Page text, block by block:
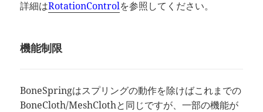
詳細はRotationControlを参照してください。
機能制限
BoneSpringはスプリングの動作を除けばこれまでの
BoneCloth/MeshClothと同じですが、一部の機能が